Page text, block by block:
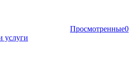
Просмотренные0